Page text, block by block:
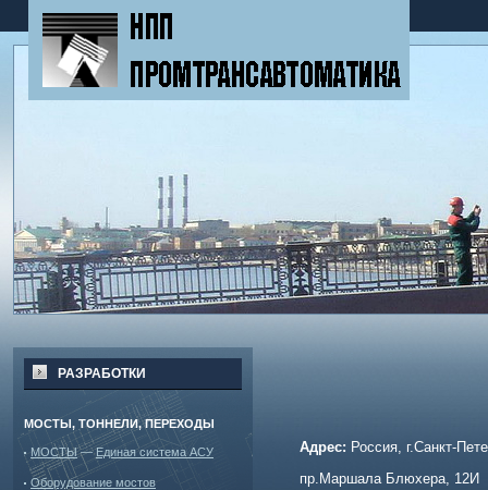
РАЗРАБОТКИ
МОСТЫ, ТОННЕЛИ, ПЕРЕХОДЫ
МОСТЫ—Единая система АСУ
Оборудование мостов
Адрес: Россия, г.Санкт-
пр.Маршала Блюхера, 12И